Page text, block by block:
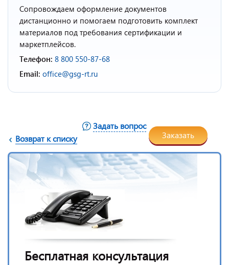
Сопровождаем оформление документов
дистанционно и помогаем подготовить комплект
материалов под требования сертификации и
маркетплейсов.
Телефон: 8 800 550-87-68
Email: office@gsg-rt.ru
Возврат к списку
Задать вопрос
Заказать
Бесплатная консультация